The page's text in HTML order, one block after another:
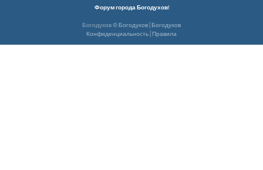
в
н
n
a
Форум города Богодухов!
Богодухов © Богодухов Богодухов
Конфиденциальность Правила